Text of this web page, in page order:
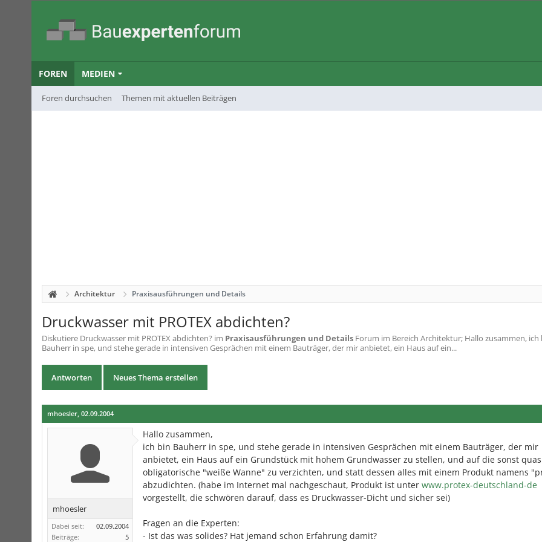
FOREN
Foren durchsuchen Themen mit aktuellen Beiträgen
MEDIEN
Architektur Praxisausführungen und Details
Druckwasser mit PROTEX abdichten?
Diskutiere Druckwasser mit PROTEX abdichten? im Praxisausführungen und Details Forum im Bereich Architektur; Hallo zusammen, ich
Bauherr in spe, und stehe gerade in intensiven Gesprächen mit einem Bauträger, der mir anbietet, ein Haus auf ein...
Antworten Neues Thema erstellen
mhoesler, 02.09.2004
mhoesler
Dabei seit:
02.09.2004
Beiträge:
5
Hallo zusammen,
ich bin Bauherr in spe, und stehe gerade in intensiven Gesprächen mit einem Bauträger, der mir
anbietet, ein Haus auf ein Grundstück mit hohem Grundwasser zu stellen, und auf die sonst
obligatorische "weiße Wanne" zu verzichten, und statt dessen alles mit einem Produkt namens
abzudichten. (habe im Internet mal nachgeschaut, Produkt ist unter www.protex-deutschland-de
vorgestellt, die schwören darauf, dass es Druckwasser-Dicht und sicher sei)
Fragen an die Experten:
- Ist das was solides? Hat jemand schon Erfahrung damit?